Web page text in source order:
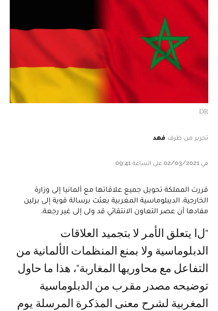
DR
تحرير من طرف فهد
في 02/03/2021 على الساعة 09:41
قررت المملكة تحويل جميع علاقاتها مع ألمانيا إلى وزارة
الخارجية. الديبلوماسية المغربية بعثت برسالة قوية إلى برلين
مفادها أن عصر التعاون الانتقائي قد ولى إلى غير رجعة.
"لا يتعلق الأمر لا بتجميد العلاقات
الدبلوماسية ولا بمنع المنظمات الألمانية من
التفاعل مع محاوريها المغاربة"، هذا ما حاول
توضيحه مصدر مقرب من الدبلوماسية
المغربية لشرح معنى المذكرة المرسلة يوم